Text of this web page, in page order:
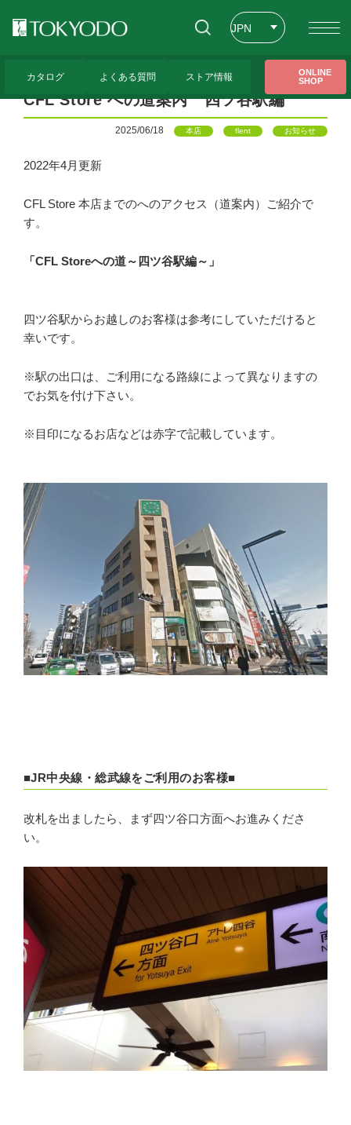
JPN
カタログ よくある質問 ストア情報
ONLINE
SHOP
CFL Store への道案内 四ツ谷駅編
CFL Store への道案内 四ツ谷駅編
2025/06/18 本店 flent お知らせ
2022年4月更新
CFL Store 本店までのへのアクセス（道案内）ご紹介で
す。
「CFL Storeへの道～四ツ谷駅編～」
四ツ谷駅からお越しのお客様は参考にしていただけると
幸いです。
※駅の出口は、ご利用になる路線によって異なりますの
でお気を付け下さい。
※目印になるお店などは赤字で記載しています。
■JR中央線・総武線をご利用のお客様■
改札を出ましたら、まず四ツ谷口方面へお進みくださ
い。